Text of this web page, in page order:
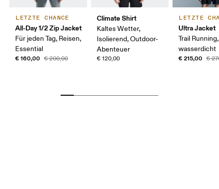
LETZTE CHANCE
All-Day 1/2 Zip Jacket
Für jeden Tag, Reisen,
Essential
€ 160,00 € 200,00
Climate Shirt
Kaltes Wetter,
Isolierend, Outdoor-
Abenteuer
€ 120,00
LETZTE
Ultra Jacket
Trail
wasserdicht
€ 215,00 €